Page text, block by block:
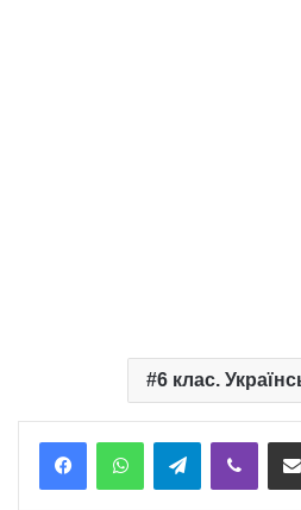
6 клас.
TelegramViber